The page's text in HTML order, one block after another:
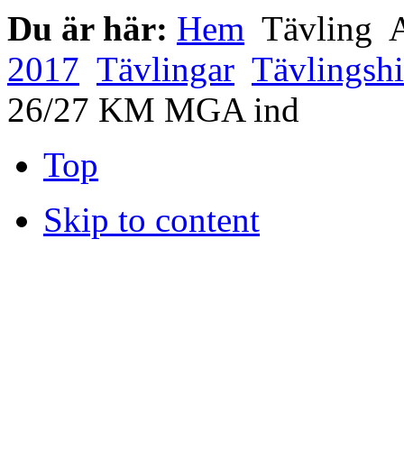
Du är här: Hem Tävling
2017 Tävlingar
26/27 KM MGA ind
Top
Skip to content